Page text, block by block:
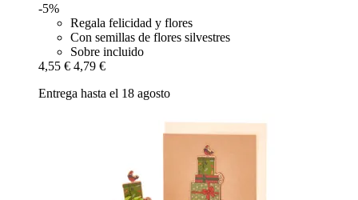
-5%
Regala felicidad y flores
Con semillas de flores silvestres
Sobre incluido
4,55 € 4,79 €
Entrega hasta el 18 agosto